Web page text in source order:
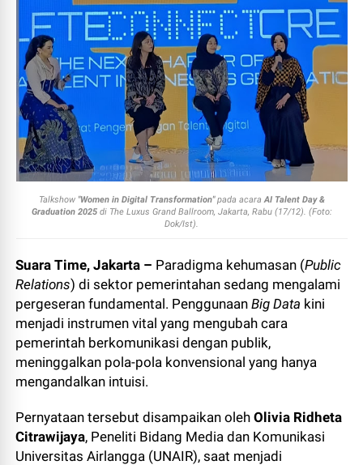
Talkshow "Women in Digital Transformation"pada acaraAI Talent Day &
Graduation 2025di The Luxus Grand Ballroom, Jakarta, Rabu (17/12). (Foto:
Dok/Ist).
Suara Time, Jakarta – Paradigma kehumasan (Public
Relations) di sektor pemerintahan sedang mengalami
pergeseran fundamental. PenggunaanBig Data kini
menjadi instrumen vital yang mengubah cara
pemerintah berkomunikasi dengan publik,
meninggalkan pola-pola konvensional yang hanya
mengandalkan intuisi.
Pernyataan tersebut disampaikan olehOlivia Ridheta
Citrawijaya, Peneliti Bidang Media dan Komunikasi
Universitas Airlangga (UNAIR), saat menjadi